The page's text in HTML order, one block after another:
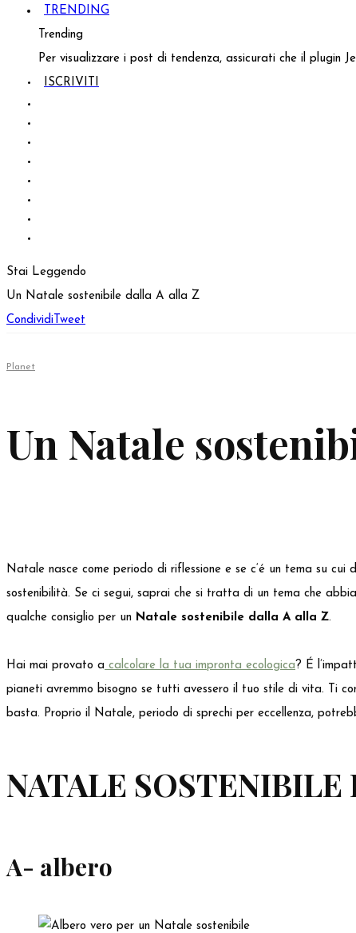
TRENDING
Trending
Per visualizzare i post di tendenza, assicurati che il plugin
ISCRIVITI
Stai Leggendo
Un Natale sostenibile dalla A alla Z
Condividi Tweet
Planet
Un Natale
Natale nasce come periodo di riflessione e se c‘é un tema su
sostenibilità. Se ci segui, saprai che si tratta di un tema che
qualche consiglio per un Natale sostenibile dalla A alla Z.
Hai mai provato a calcolare la tua impronta ecologica ? É
pianeti avremmo bisogno se tutti avessero il tuo stile di vita. Ti
basta. Proprio il Natale, periodo di sprechi per eccellenza,
NATALE
A- albero